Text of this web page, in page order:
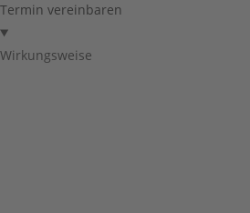
Termin vereinbaren
Wirkungsweise